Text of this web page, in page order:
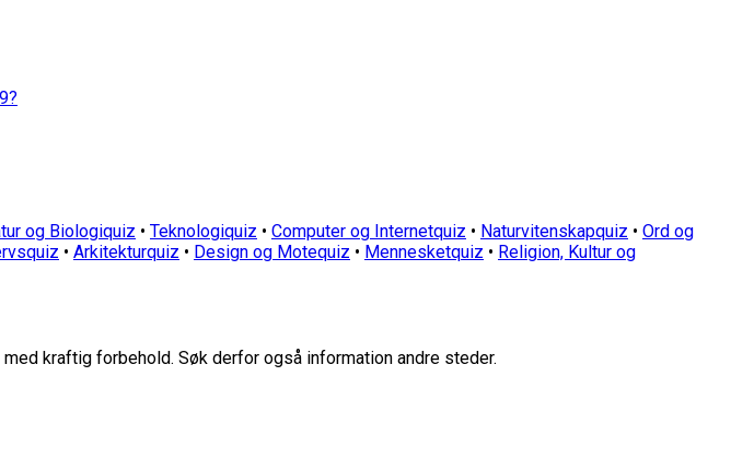
og Biologiquiz • Teknologiquiz • Computer og Internetquiz • Naturvitenskapquiz • Ord og
• Arkitekturquiz • Design og Motequiz • Mennesketquiz • Religion, Kultur og
kraftig forbehold. Søk derfor også information andre steder.